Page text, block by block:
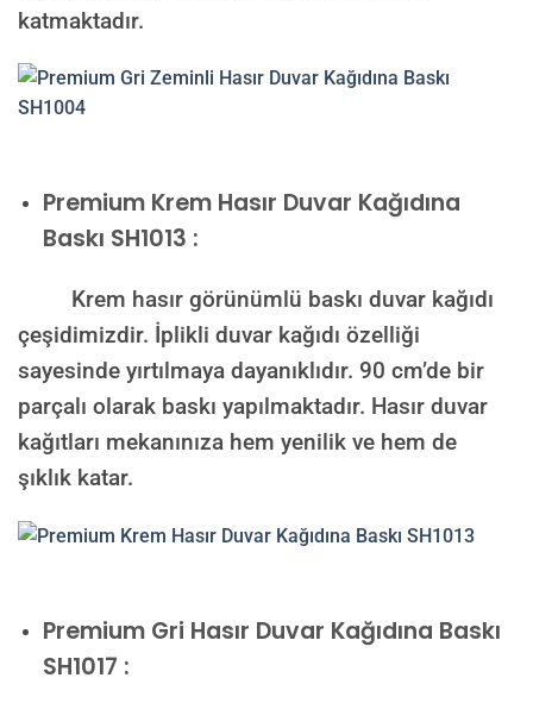
katmaktadır.
Premium Krem Hasır Duvar Kağıdına
Baskı SH1013 :
Krem hasır görünümlü baskı duvar kağıdı
çeşidimizdir. İplikli duvar kağıdı özelliği
sayesinde yırtılmaya dayanıklıdır. 90 cm’de bir
parçalı olarak baskı yapılmaktadır. Hasır duvar
kağıtları mekanınıza hem yenilik ve hem de
şıklık katar.
Premium Gri Hasır Duvar Kağıdına Baskı
SH1017 :